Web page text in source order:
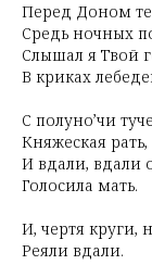
Перед Доном
Средь ночных
Слышал я Твой
В криках
С полуно’чи
Княжеская рать,
И вдали, вдали
Голосила мать.
И, чертя круги,
Реяли вдали.